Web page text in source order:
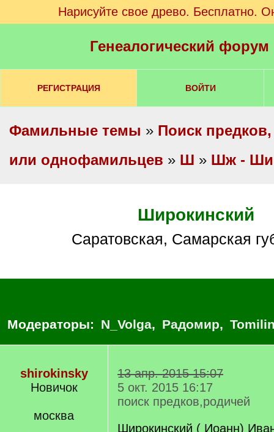
Нарисуйте свое древо. Бесплатно.
Генеалогический
РЕГИСТРАЦИЯ ВОЙТИ
Фамильные темы » Поиск
или однофамильцев » Ш » Шж - Ши
Широкинский
Саратовская, Самарская
Модераторы: N_Volga, Радомир,
shirokinsky
Новичок
москва
13 апр. 2015 15:07
5 окт. 2015 16:17
поиск предков,родичей
Широкинский ( Иоанн)